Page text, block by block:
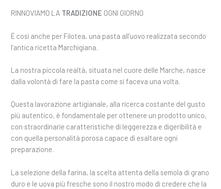
RINNOVIAMO LA TRADIZIONE OGNI GIORNO
É così anche per Filotea, una pasta all’uovo realizzata secondo
l’antica ricetta Marchigiana.
La nostra piccola realtà, situata nel cuore delle Marche, nasce
dalla volontà di fare la pasta come si faceva una volta.
Questa lavorazione artigianale, alla ricerca costante del gusto
più autentico, è fondamentale per ottenere un prodotto unico,
con straordinarie caratteristiche di leggerezza e digeribilità e
con quella personalità porosa capace di esaltare ogni
preparazione.
La selezione della farina, la scelta attenta della semola di grano
duro e le uova più fresche sono il nostro modo di credere che la